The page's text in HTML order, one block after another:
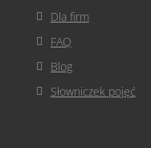
Dla firm
FAQ
Blog
Słowniczek pojęć